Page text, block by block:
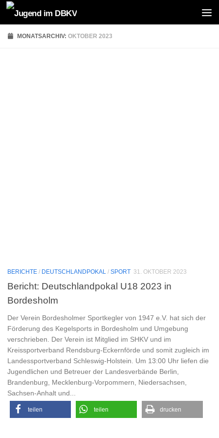
Zum Inhalt springen
MONATSARCHIV:OKTOBER 2023
BERICHTE / DEUTSCHLANDPOKAL / SPORT 31. OKTOBER 2023
Bericht: Deutschlandpokal U18 2023 in
Bordesholm
Der Verein Bordesholmer Sportkegler von 1947 e.V. hat sich der
Förderung des Kegelsports in Bordesholm und Umgebung
verschrieben. Der Verein ist Mitglied im SHKV und im
Kreissportverband Rendsburg-Eckernförde und somit zugleich im
Landessportverband Schleswig-Holstein. Um 13:00 Uhr liefen die
Jugendlichen und Betreuer der Landesverbände Berlin,
Brandenburg, Mecklenburg-Vorpommern, Niedersachsen,
Sachsen-Anhalt und...
teilen teilen drucken